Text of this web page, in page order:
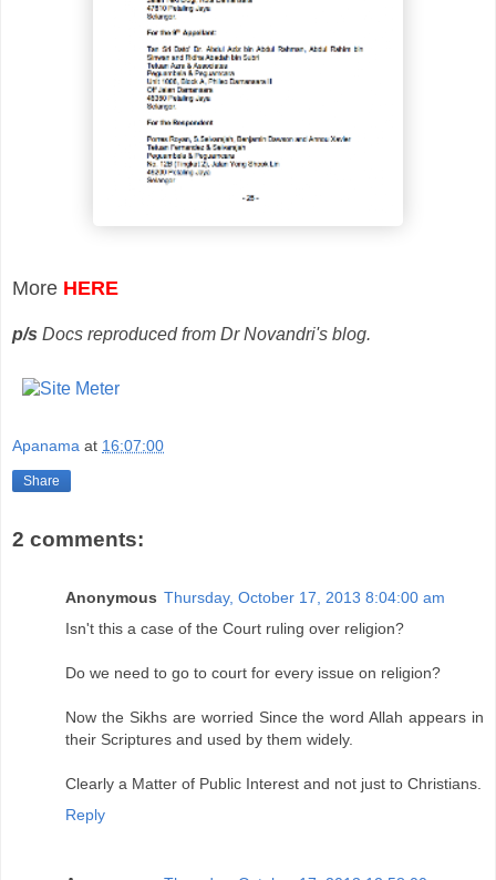
More HERE
p/s Docs reproduced from Dr Novandri's blog.
Apanama at 16:07:00
Share
2 comments:
Anonymous Thursday, October 17, 2013 8:04:00 am
Isn't this a case of the Court ruling over religion?
Do we need to go to court for every issue on religion?
Now the Sikhs are worried Since the word Allah appears in
their Scriptures and used by them widely.
Clearly a Matter of Public Interest and not just to Christians.
Reply